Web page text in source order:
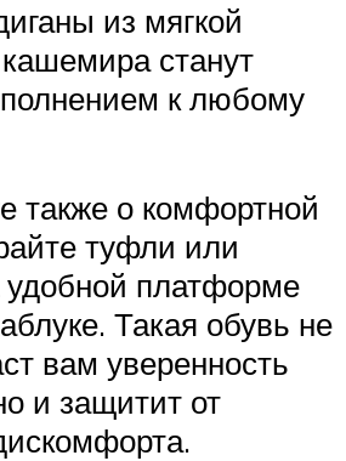
из мягкой
станут
к любому
также о комфортной
туфли или
удобной платформе
Такая обувь не
вам уверенность
и защитит от